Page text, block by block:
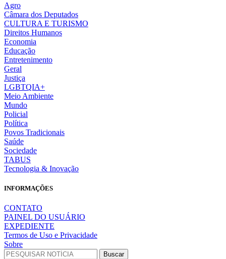
Agro
Câmara dos Deputados
CULTURA E TURISMO
Direitos Humanos
Economia
Educação
Entretenimento
Geral
Justiça
LGBTQIA+
Meio Ambiente
Mundo
Policial
Política
Povos Tradicionais
Saúde
Sociedade
TABUS
Tecnologia & Inovação
INFORMAÇÕES
CONTATO
PAINEL DO USUÁRIO
EXPEDIENTE
Termos de Uso e Privacidade
Sobre